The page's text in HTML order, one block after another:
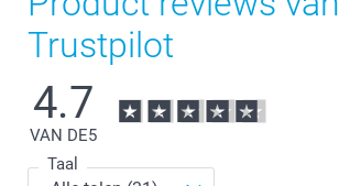
Trustpilot
4.7
VAN DE5
Taal